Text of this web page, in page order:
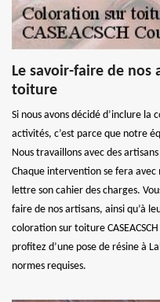
Le savoir-faire de
toiture
Si nous avons décidé d’inclure
activités, c’est parce que notre
Nous travaillons avec des
Chaque intervention se fera
lettre son cahier des charges.
faire de nos artisans, ainsi qu’à
coloration sur toiture
profitez d’une pose de résine à
normes requises.